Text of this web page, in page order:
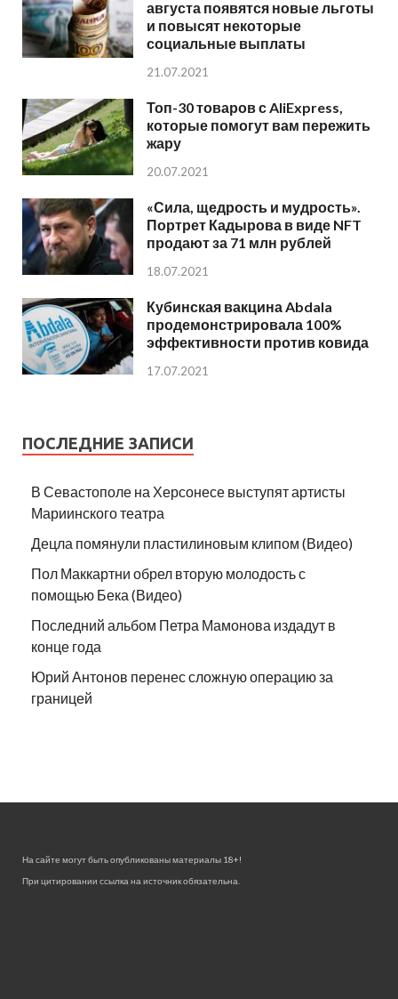
августа появятся новые льготы
и повысят некоторые
социальные выплаты
21.07.2021
Топ-30 товаров с AliExpress,
которые помогут вам пережить
жару
20.07.2021
«Сила, щедрость и мудрость».
Портрет Кадырова в виде NFT
продают за 71 млн рублей
18.07.2021
Кубинская вакцина Abdala
продемонстрировала 100%
эффективности против ковида
17.07.2021
ПОСЛЕДНИЕ ЗАПИСИ
В Севастополе на Херсонесе выступят артисты
Мариинского театра
Децла помянули пластилиновым клипом (Видео)
Пол Маккартни обрел вторую молодость с
помощью Бека (Видео)
Последний альбом Петра Мамонова издадут в
конце года
Юрий Антонов перенес сложную операцию за
границей
На сайте могут быть опубликованы материалы 18+!
При цитировании ссылка на источник обязательна.